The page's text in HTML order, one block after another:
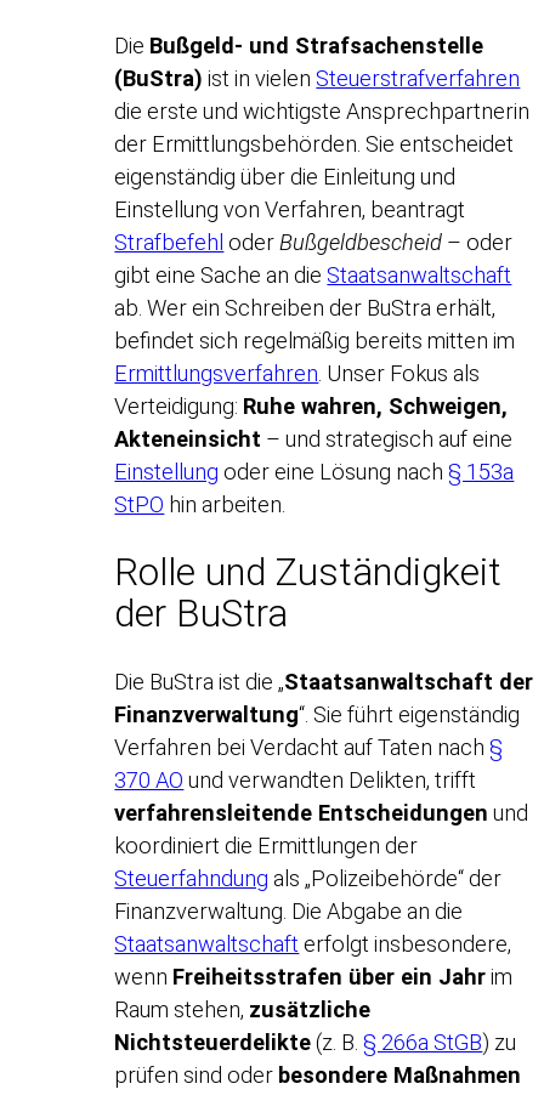
Die Bußgeld- und Strafsachenstelle
(BuStra) ist in vielenSteuerstrafverfahren
die erste und wichtigste Ansprechpartnerin
der Ermittlungsbehörden. Sie entscheidet
eigenständig über die Einleitung und
Einstellung von Verfahren, beantragt
Strafbefehl oder Bußgeldbescheid – oder
gibt eine Sache an dieStaatsanwaltschaft
ab. Wer ein Schreiben der BuStra erhält,
befindet sich regelmäßig bereits mitten im
Ermittlungsverfahren . Unser Fokus als
Verteidigung: Ruhe wahren, Schweigen,
Akteneinsicht – und strategisch auf eine
Einstellung oder eine Lösung nach§ 153a
StPO hin arbeiten.
Rolle und Zuständigkeit
der BuStra
Die BuStra ist die „Staatsanwaltschaft der
Finanzverwaltung“. Sie führt eigenständig
Verfahren bei Verdacht auf Taten nach§
370 AO und verwandten Delikten, trifft
verfahrensleitende Entscheidungen und
koordiniert die Ermittlungen der
Steuerfahndung als „Polizeibehörde“ der
Finanzverwaltung. Die Abgabe an die
Staatsanwaltschaft erfolgt insbesondere,
wenn Freiheitsstrafen über ein Jahrim
Raum stehen, zusätzliche
Nichtsteuerdelikte(z. B.§ 266a StGB) zu
prüfen sind oder besondere Maßnahmen